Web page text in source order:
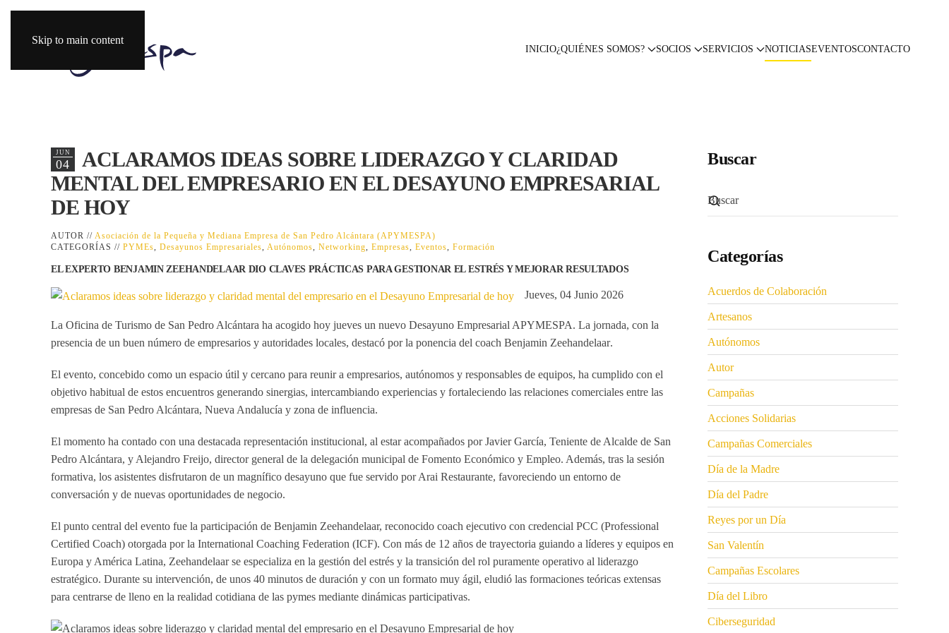
Skip to main content
INICIO¿QUIÉNES SOMOS? SOCIOS SERVICIOS NOTICIASEVENTOSCONTACTO
JUN
04
ACLARAMOS IDEAS SOBRE LIDERAZGO Y CLARIDAD
MENTAL DEL EMPRESARIO EN EL DESAYUNO EMPRESARIAL
DE HOY
AUTOR // Asociación de la Pequeña y Mediana Empresa de San Pedro Alcántara (APYMESPA)
CATEGORÍAS // PYMEs, Desayunos Empresariales, Autónomos, Networking, Empresas, Eventos, Formación
EL EXPERTO BENJAMIN ZEEHANDELAAR DIO CLAVES PRÁCTICAS PARA GESTIONAR EL ESTRÉS Y MEJORAR RESULTADOS
Jueves, 04 Junio 2026
La Oficina de Turismo de San Pedro Alcántara ha acogido hoy jueves un nuevo Desayuno Empresarial APYMESPA. La jornada, con la
presencia de un buen número de empresarios y autoridades locales, destacó por la ponencia del coach Benjamin Zeehandelaar.
El evento, concebido como un espacio útil y cercano para reunir a empresarios, autónomos y responsables de equipos, ha cumplido con el
objetivo habitual de estos encuentros generando sinergias, intercambiando experiencias y fortaleciendo las relaciones comerciales entre las
empresas de San Pedro Alcántara, Nueva Andalucía y zona de influencia.
El momento ha contado con una destacada representación institucional, al estar acompañados por Javier García, Teniente de Alcalde de San
Pedro Alcántara, y Alejandro Freijo, director general de la delegación municipal de Fomento Económico y Empleo. Además, tras la sesión
formativa, los asistentes disfrutaron de un magnífico desayuno que fue servido por Arai Restaurante, favoreciendo un entorno de
conversación y de nuevas oportunidades de negocio.
El punto central del evento fue la participación de Benjamin Zeehandelaar, reconocido coach ejecutivo con credencial PCC (Professional
Certified Coach) otorgada por la International Coaching Federation (ICF). Con más de 12 años de trayectoria guiando a líderes y equipos en
Europa y América Latina, Zeehandelaar se especializa en la gestión del estrés y la transición del rol puramente operativo al liderazgo
estratégico. Durante su intervención, de unos 40 minutos de duración y con un formato muy ágil, eludió las formaciones teóricas extensas
para centrarse de lleno en la realidad cotidiana de las pymes mediante dinámicas participativas.
Buscar
Categorías
Acuerdos de Colaboración
Artesanos
Autónomos
Autor
Campañas
Acciones Solidarias
Campañas Comerciales
Día de la Madre
Día del Padre
Reyes por un Día
San Valentín
Campañas Escolares
Día del Libro
Ciberseguridad